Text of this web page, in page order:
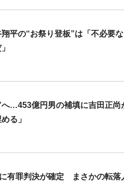
平の“お祭り登板”は「不必要
へ…453億円男の補填に吉田正
る」
有罪判決が確定 まさかの転落